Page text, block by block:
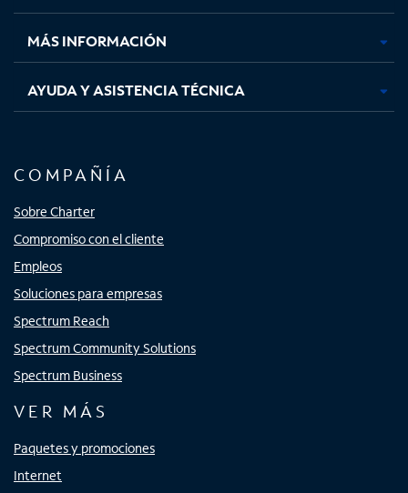
nuevanuevanuevanueva
MÁS INFORMACIÓN
AYUDA Y ASISTENCIA TÉCNICA
COMPAÑÍA
Sobre Charter
Compromiso con el cliente
Empleos
Soluciones para empresas
Spectrum Reach
Spectrum Community Solutions
Spectrum Business
VER MÁS
Paquetes y promociones
Internet